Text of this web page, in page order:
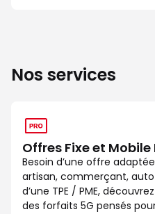
Nos services
Offres Fixe et Mobile
Besoin d’une offre
artisan, commerçant,
d’une TPE / PME,
des forfaits 5G pensés